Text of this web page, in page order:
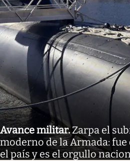
Avance militar.Zarpa el
moderno de la Armada:
el país y es el orgullo